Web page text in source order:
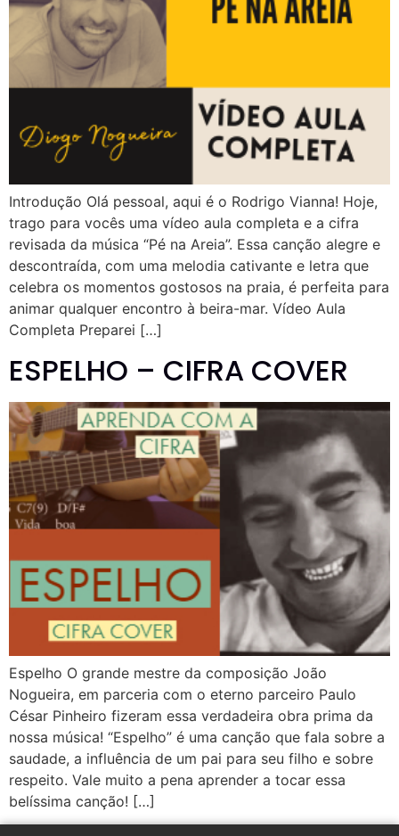
Introdução Olá pessoal, aqui é o Rodrigo Vianna! Hoje,
trago para vocês uma vídeo aula completa e a cifra
revisada da música “Pé na Areia”. Essa canção alegre e
descontraída, com uma melodia cativante e letra que
celebra os momentos gostosos na praia, é perfeita para
animar qualquer encontro à beira-mar. Vídeo Aula
Completa Preparei […]
ESPELHO – CIFRA COVER
Espelho O grande mestre da composição João
Nogueira, em parceria com o eterno parceiro Paulo
César Pinheiro fizeram essa verdadeira obra prima da
nossa música! “Espelho” é uma canção que fala sobre a
saudade, a influência de um pai para seu filho e sobre
respeito. Vale muito a pena aprender a tocar essa
belíssima canção! […]